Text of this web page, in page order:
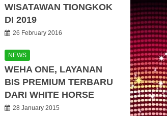
WISATAWAN TIONGKOK
DI 2019
26 February 2016
NEWS
WEHA ONE, LAYANAN
BIS PREMIUM TERBARU
DARI WHITE HORSE
28 January 2015